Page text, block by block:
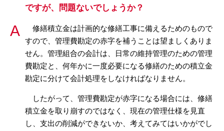
ですが、問題ないでしょうか？
修繕積立金は計画的な修繕工事に備えるためのもので
すので、管理費勘定の赤字を補うことは望ましくありま
せん。管理組合の会計は、日常の維持管理のための管理
費勘定と、何年かに一度必要になる修繕のための積立金
勘定に分けて会計処理をしなければなりません。
したがって、管理費勘定が赤字になる場合には、修繕
積立金を取り崩すのではなく、現在の管理仕様を見直
し、支出の削減ができないか、考えてみてはいかがでし